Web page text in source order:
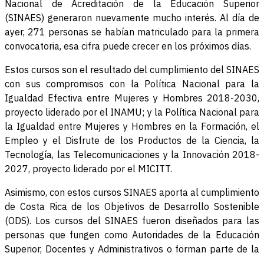
Nacional de Acreditación de la Educación Superior
(SINAES) generaron nuevamente mucho interés. Al día de
ayer, 271 personas se habían matriculado para la primera
convocatoria, esa cifra puede crecer en los próximos días.
Estos cursos son el resultado del cumplimiento del SINAES
con sus compromisos con la Política Nacional para la
Igualdad Efectiva entre Mujeres y Hombres 2018-2030,
proyecto liderado por el INAMU; y la Política Nacional para
la Igualdad entre Mujeres y Hombres en la Formación, el
Empleo y el Disfrute de los Productos de la Ciencia, la
Tecnología, las Telecomunicaciones y la Innovación 2018-
2027, proyecto liderado por el MICITT.
Asimismo, con estos cursos SINAES aporta al cumplimiento
de Costa Rica de los Objetivos de Desarrollo Sostenible
(ODS). Los cursos del SINAES fueron diseñados para las
personas que fungen como Autoridades de la Educación
Superior, Docentes y Administrativos o forman parte de la